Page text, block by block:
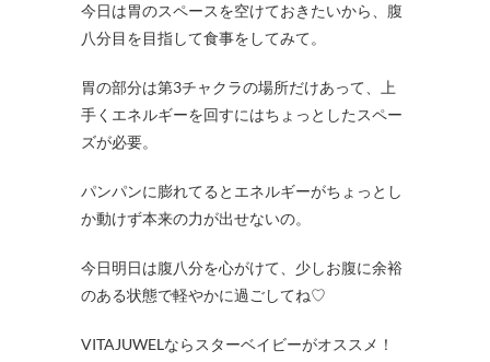
今日は胃のスペースを空けておきたいから、腹
八分目を目指して食事をしてみて。
胃の部分は第3チャクラの場所だけあって、上
手くエネルギーを回すにはちょっとしたスペー
ズが必要。
パンパンに膨れてるとエネルギーがちょっとし
か動けず本来の力が出せないの。
今日明日は腹八分を心がけて、少しお腹に余裕
のある状態で軽やかに過ごしてね♡
VITAJUWELならスターベイビーがオススメ！